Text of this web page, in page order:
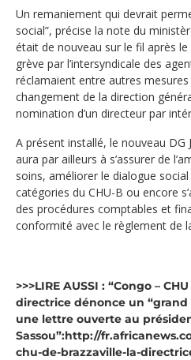
Un remaniement qui devrait
social”, précise la note du
était de nouveau sur le fil après le
grève par l’intersyndicale des
réclamaient entre autres
changement de la direction
nomination d’un directeur par
A présent installé, le nouveau DG
aura par ailleurs à s’assurer de
soins, améliorer le dialogue
catégories du CHU-B ou encore
des procédures comptables et
conformité avec le règlement de
>>>LIRE AUSSI : “Congo –
directrice dénonce un
une lettre ouverte au
Sassou”:http://
chu-de-brazzaville-la-